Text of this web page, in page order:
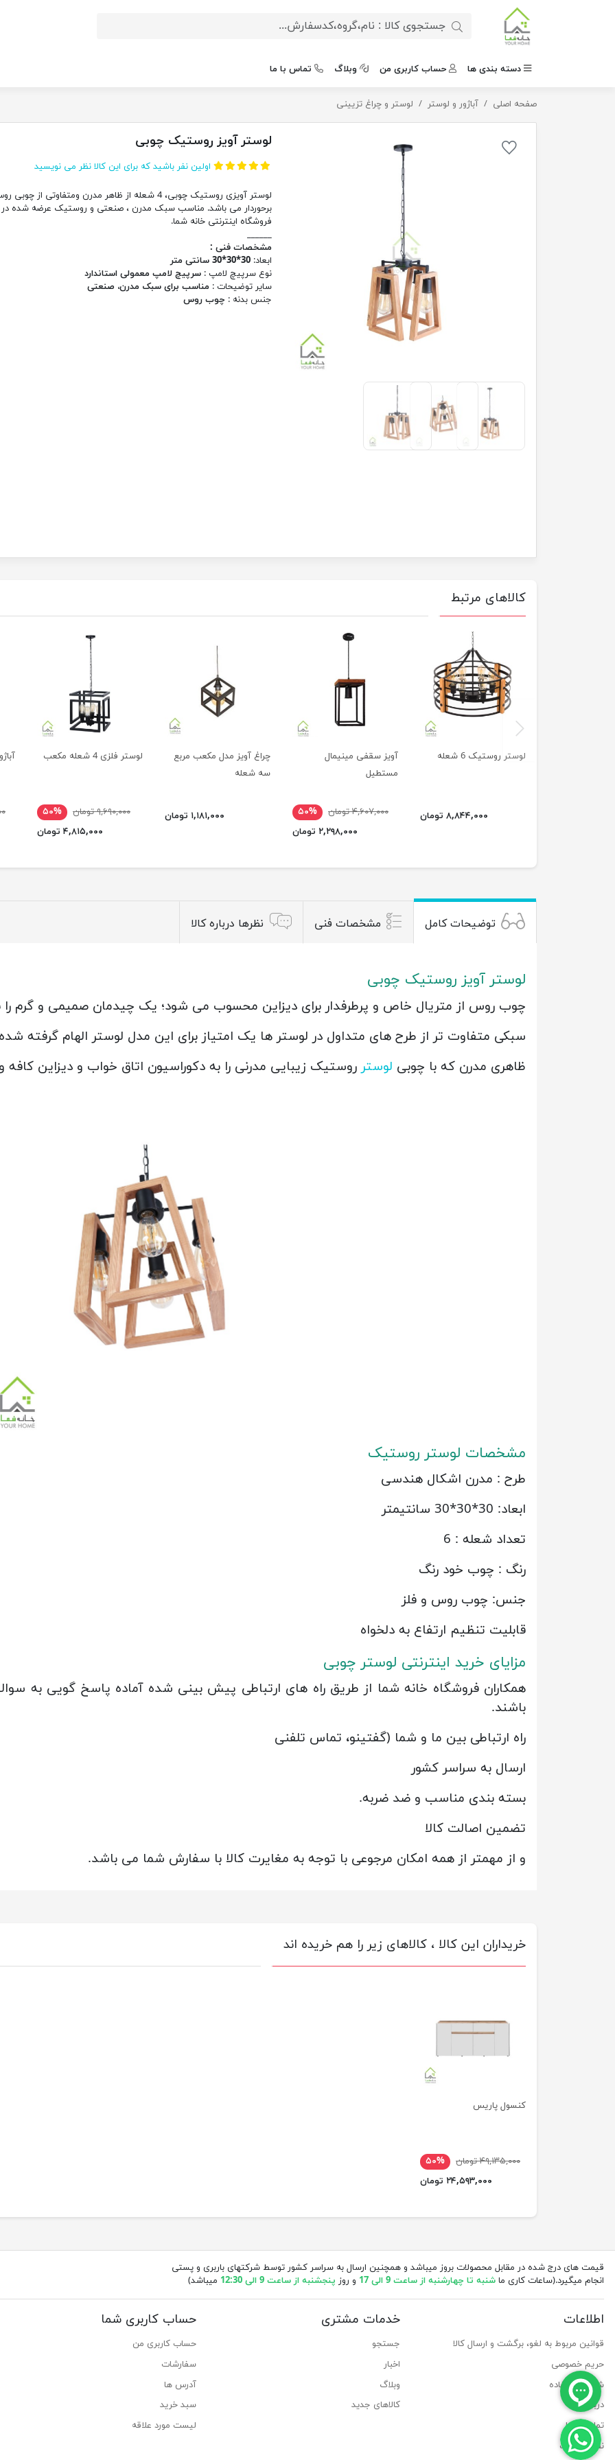
دسته بندی ها حساب کاربری من وبلاگ تماس با ما
صفحه اصلی آباژور و لوستر لوستر و چراغ تزیینی لوستر آویز روستیک چوبی
لوستر آویز روستیک چوبی
اولین نفر باشید که برای این کالا نظر می نویسید
لوستر آویزی روستیک چوبی، 4 شعله از ظاهر مدرن ومتفاوتی از چوبی
برحوردار می باشد. مناسب سبک مدرن ، صنعتی و روستیک عرضه شده در
فروشگاه اینترنتی خانه شما.
______
مشخصات فنی :
ابعاد: 30*30*30 سانتی متر
نوع سرپیچ لامپ : سرپیچ لامپ معمولی استاندارد
سایر توضیحات : مناسب برای سبک مدرن، صنعتی
جنس بدنه : چوب روس
کالاهای مرتبط
لوستر روستیک 6 شعله
۸,۸۴۴,۰۰۰ تومان
آویز سقفی مینیمال
مستطیل
۴,۶۰۷,۰۰۰ تومان
۵۰%
۲,۲۹۸,۰۰۰ تومان
چراغ آویز مدل مکعب مربع
سه شعله
۱,۱۸۱,۰۰۰ تومان
لوستر فلزی 4 شعله مکعب
۹,۶۹۰,۰۰۰ تومان
۵۰%
۴,۸۱۵,۰۰۰ تومان
previus
توضیحات کامل مشخصات فنی نظرها درباره کالا
لوستر آویز روستیک چوبی
چوب روس از متریال خاص و پرطرفدار برای دیزاین محسوب می شود؛ یک چیدمان صمیمی و گرم
سبکی متفاوت تر از طرح های متداول در لوستر ها یک امتیاز برای این مدل لوستر الهام گرفته
ظاهری مدرن که با چوبی لوستر روستیک زیبایی مدرنی را به دکوراسیون اتاق خواب و دیزاین
مشخصات لوستر روستیک
طرح : مدرن اشکال هندسی
ابعاد: 30*30*30 سانتیمتر
تعداد شعله : 6
رنگ : چوب خود رنگ
جنس: چوب روس و فلز
قابلیت تنظیم ارتفاع به دلخواه
مزایای خرید اینترنتی لوستر چوبی
همکاران فروشگاه خانه شما از طریق راه های ارتباطی پیش بینی شده آماده پاسخ گویی به
باشند.
راه ارتباطی بین ما و شما (گفتینو، تماس تلفنی
ارسال به سراسر کشور
بسته بندی مناسب و ضد ضربه.
تضمین اصالت کالا
و از مهمتر از همه امکان مرجوعی با توجه به مغایرت کالا با سفارش شما می باشد.
خریداران این کالا ، کالاهای زیر را هم خریده اند
کنسول پاریس
۴۹,۱۳۵,۰۰۰ تومان
۵۰%
۲۴,۵۹۳,۰۰۰ تومان
قیمت های درج شده در مقابل محصولات بروز میباشد و همچنین ارسال به سراسر کشور توسط شرکتهای باربری و پستی
انجام میگیرد.(ساعات کاری ما شنبه تا چهارشنبه از ساعت 9 الی 17 و روز پنجشنبه از ساعت 9 الی 12:30 میباشد)
اطلاعات
قوانین مربوط به لغو، برگشت و ارسال کالا
حریم خصوصی
شرایط استفاده
درباره ما
تماس با ما
نقشه سایت
خدمات مشتری
جستجو
اخبار
وبلاگ
کالاهای جدید
حساب کاربری شما
حساب کاربری من
سفارشات
آدرس ها
سبد خرید
لیست مورد علاقه